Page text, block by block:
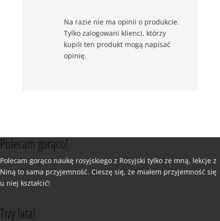
Na razie nie ma opinii o produkcie.
Tylko zalogowani klienci, którzy
kupili ten produkt mogą napisać
opinię.
Polecam gorąco!
Polecam gorąco naukę rosyjskiego z Rosyjski tylko ze mną, lekcje z
Niną to sama przyjemność. Cieszę się, że miałem przyjemność się
u niej kształcić!
Trzy lata!